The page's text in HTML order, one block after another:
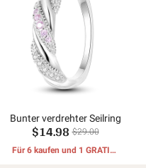
Bunter verdrehter Seilring
$14.98 $29.00
Für 6 kaufen und 1 GRATIS-